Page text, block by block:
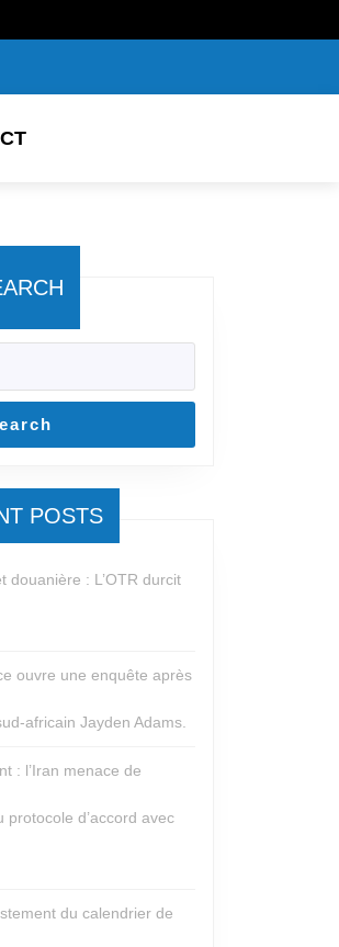
POSTS
douanière : L’OTR durcit
ouvre une enquête après
africain Jayden Adams.
: l’Iran menace de
d’accord avec
du calendrier de